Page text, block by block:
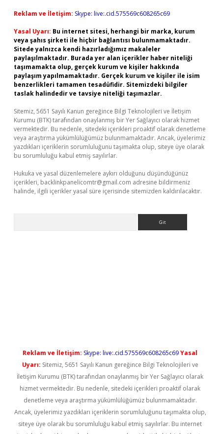
Reklam ve İletişim: Skype: live:.cid.575569c608265c69
Yasal Uyarı: Bu internet sitesi, herhangi bir marka, kurum
veya şahıs şirketi ile hiçbir bağlantısı bulunmamaktadır.
Sitede yalnızca kendi hazırladığımız makaleler
paylaşılmaktadır. Burada yer alan içerikler haber niteliği
taşımamakta olup, gerçek kurum ve kişiler hakkında
paylaşım yapılmamaktadır. Gerçek kurum ve kişiler ile isim
benzerlikleri tamamen tesadüfidir. Sitemizdeki bilgiler
taslak halindedir ve tavsiye niteliği taşımazlar.
Sitemiz, 5651 Sayılı Kanun gereğince Bilgi Teknolojileri ve İletişim
Kurumu (BTK) tarafından onaylanmış bir Yer Sağlayıcı olarak hizmet
vermektedir. Bu nedenle, sitedeki içerikleri proaktif olarak denetleme
veya araştırma yükümlülüğümüz bulunmamaktadır. Ancak, üyelerimiz
yazdıkları içeriklerin sorumluluğunu taşımakta olup, siteye üye olarak
bu sorumluluğu kabul etmiş sayılırlar.
Hukuka ve yasal düzenlemelere aykırı olduğunu düşündüğünüz
içerikleri, backlinkpanelicomtr@gmail.com adresine bildirmeniz
halinde, ilgili içerikler yasal süre içerisinde sitemizden kaldırılacaktır.
Reklam ve İletişim: Skype: live:.cid.575569c608265c69Yasal
Uyarı: Sitemiz, 5651 Sayılı Kanun gereğince Bilgi Teknolojileri ve
İletişim Kurumu (BTK) tarafından onaylanmış bir Yer Sağlayıcı olarak
hizmet vermektedir. Bu nedenle, sitedeki içerikleri proaktif olarak
denetleme veya araştırma yükümlülüğümüz bulunmamaktadır.
Ancak, üyelerimiz yazdıkları içeriklerin sorumluluğunu taşımakta olup,
siteye üye olarak bu sorumluluğu kabul etmiş sayılırlar. Bu internet